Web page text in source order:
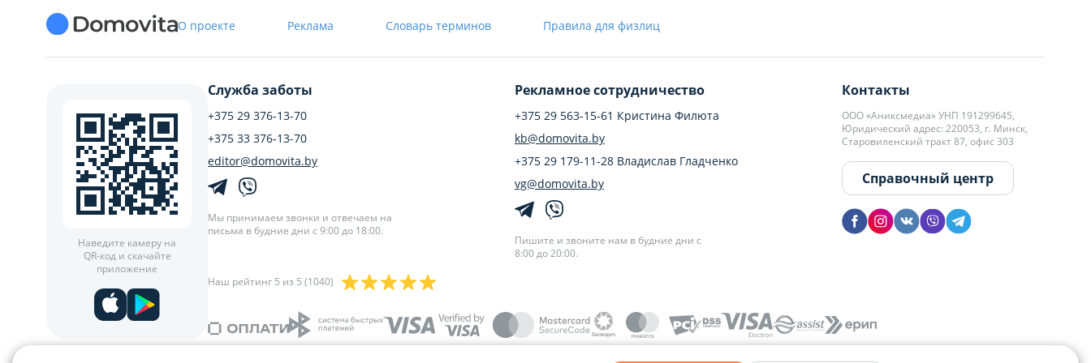
О проекте Реклама Словарь терминов Правила для физлиц
Наведите камеру на
QR-код и скачайте
приложение
Служба заботы
+375 29 376-13-70
+375 33 376-13-70
editor@domovita.by
Мы принимаем звонки и отвечаем на
письма в будние дни с 9:00 до 18:00.
Рекламное сотрудничество
+375 29 563-15-61 Кристина Филюта
kb@domovita.by
+375 29 179-11-28 Владислав Гладченко
vg@domovita.by
Пишите и звоните нам в будние дни с
8:00 до 20:00.
Контакты
ООО «Аниксмедиа» УНП 191299645,
Юридический адрес: 220053, г. Минск,
Старовиленский тракт 87, офис 303
Справочный центр
Наш рейтинг 5 из 5 (1040)